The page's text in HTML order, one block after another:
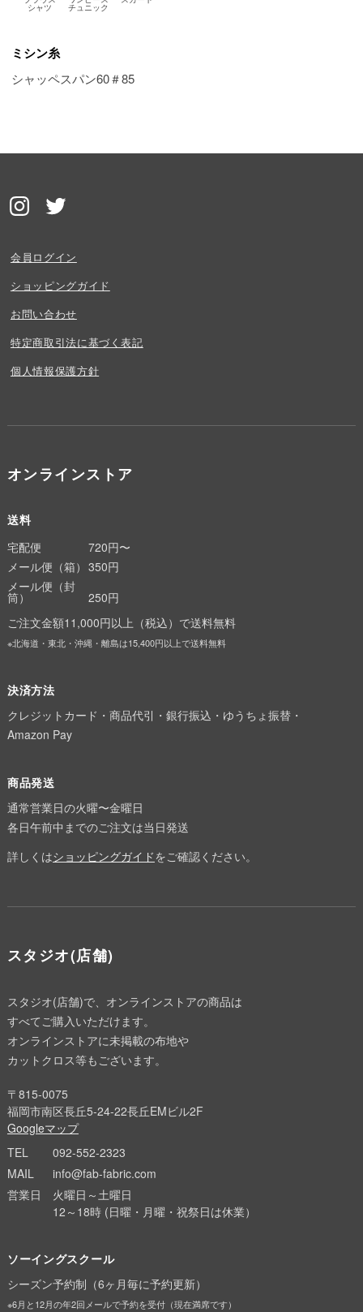
シャツ チュニック
ミシン糸
シャッペスパン60＃85
会員ログイン
ショッピングガイド
お問い合わせ
特定商取引法に基づく表記
個人情報保護方針
オンラインストア
送料
宅配便
720円〜
メール便（箱） 350円
メール便（封
筒）
250円
ご注文金額11,000円以上（税込）で送料無料
※北海道・東北・沖縄・離島は15,400円以上で送料無料
決済方法
クレジットカード・商品代引・銀行振込・ゆうちょ振替・
Amazon Pay
商品発送
通常営業日の火曜〜金曜日
各日午前中までのご注文は当日発送
詳しくはショッピングガイドをご確認ください。
スタジオ(店舗)
スタジオ(店舗)で、オンラインストアの商品は
すべてご購入いただけます。
オンラインストアに未掲載の布地や
カットクロス等もございます。
〒815-0075
福岡市南区長丘5-24-22長丘EMビル2F
Googleマップ
TEL
092-552-2323
MAIL
info@fab-fabric.com
営業日
火曜日～土曜日
12～18時 (日曜・月曜・祝祭日は休業）
ソーイングスクール
シーズン予約制（6ヶ月毎に予約更新）
※6月と12月の年2回メールで予約を受付（現在満席です）